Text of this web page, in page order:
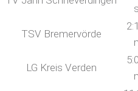
TSV Bremervörde
LG Kreis Verden